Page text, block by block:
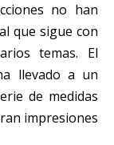
no han
que sigue con
temas. El
llevado a un
de medidas
impresiones